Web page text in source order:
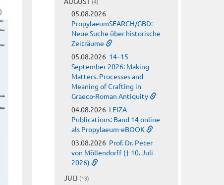
05.08.2026
PropylaeumSEARCH/GBD:
Neue Suche über historische
Zeiträume
05.08.2026 14–15
September 2026: Making
Matters. Processes and
Meaning of Crafting in
Graeco-Roman Antiquity
04.08.2026 LEIZA
Publications: Band 14 online
als Propylaeum-eBOOK
03.08.2026 Prof. Dr. Peter
von Möllendorff († 10. Juli
2026)
JULI (13)